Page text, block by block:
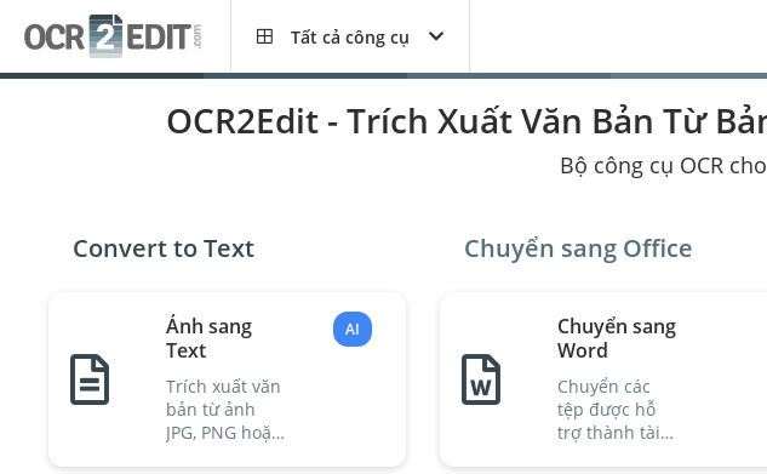
Tất cả công cụ
OCR2Edit - Trích Xuất Văn Bản Từ
Bộ công cụ OCR
Convert to Text
Ảnh sang
Text
Trích xuất văn
bản từ ảnh
JPG, PNG hoặc
AI
Chuyển sang Office
Chuyển sang
Word
Chuyển các
tệp được hỗ
trợ thành tài